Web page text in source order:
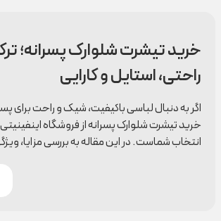
خرید تیشرت شلوارک پسرانه؛
راحتی، استایل و کارایی
اگر به دنبال لباسی باکیفیت، شیک و راحت برای
خرید تیشرت شلوارک پسرانه از فروشگاه
انتخاب شماست. در این مقاله به بررسی مزایا،